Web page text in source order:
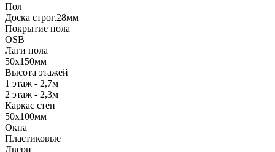
Пол
Доска строг.28мм
Покрытие пола
OSB
Лаги пола
50х150мм
Высота этажей
1 этаж - 2,7м
2 этаж - 2,3м
Каркас стен
50х100мм
Окна
Пластиковые
Двери